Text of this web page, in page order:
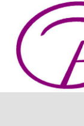
Doorgaan
inhoud